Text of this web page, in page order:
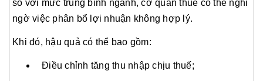
so với mức trung bình ngành, cơ quan thuế có thể nghi
ngờ việc phân bổ lợi nhuận không hợp lý.
Khi đó, hậu quả có thể bao gồm:
Điều chỉnh tăng thu nhập chịu thuế;